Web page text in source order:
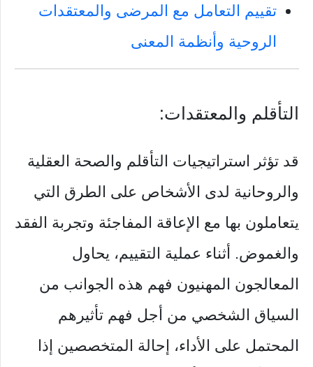
تقييم التعامل مع المرضى والمعتقدات
الروحية وأنظمة المعنى
التأقلم والمعتقدات:
قد تؤثر استراتيجيات التأقلم والصحة العقلية
والروحانية لدى الأشخاص على الطرق التي
يتعاملون بها مع الإعاقة المفاجئة وتجربة الفقد
والغموض. أثناء عملية التقييم، يحاول
المعالجون المهنيون فهم هذه الجوانب من
السياق الشخصي من أجل فهم تأثيرهم
المحتمل على الأداء، إحالة المتخصصين إذا